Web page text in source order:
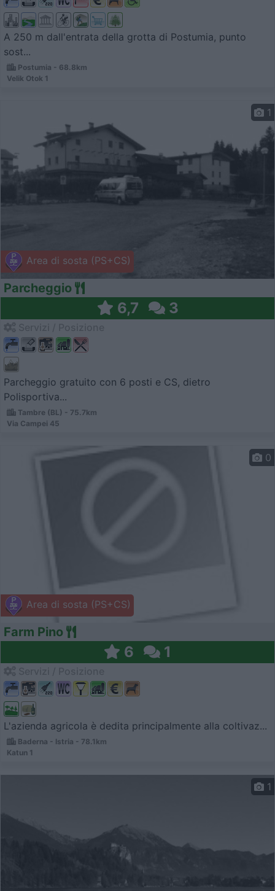
A 250 m dall'entrata della grotta di Postumia, punto
sost...
Postumia - 68.8km
Velik Otok 1
Area di sosta (PS+CS)
1
Parcheggio
6,7 3
Parcheggio gratuito con 6 posti e CS, dietro
Polisportiva...
Tambre (BL) - 75.7km
Via Campei 45
Area di sosta (PS+CS)
0
Farm Pino
6 1
L'azienda agricola è dedita principalmente alla coltivaz...
Baderna - Istria - 78.1km
Katun 1
1